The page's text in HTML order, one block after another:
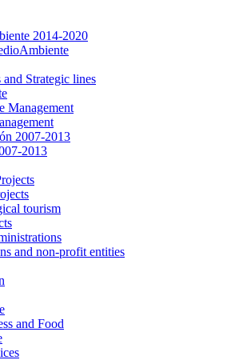
2014-2020
Strategic lines
Management
2007-2013
2013
tourism
and non-profit entities
and Food